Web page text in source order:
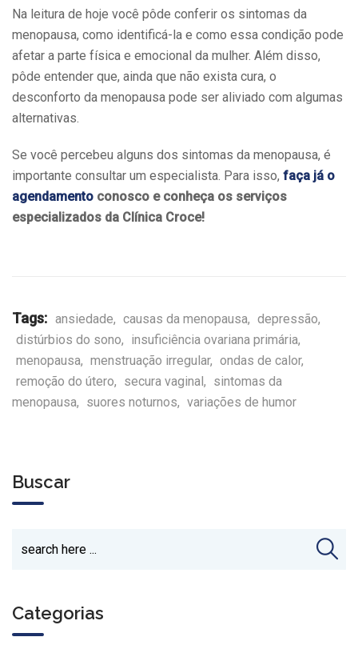
Na leitura de hoje você pôde conferir os sintomas da
menopausa, como identificá-la e como essa condição pode
afetar a parte física e emocional da mulher. Além disso,
pôde entender que, ainda que não exista cura, o
desconforto da menopausa pode ser aliviado com algumas
alternativas.
Se você percebeu alguns dos sintomas da menopausa, é
importante consultar um especialista. Para isso, faça já o
agendamento conosco e conheça os serviços
especializados da Clínica Croce!
Tags: ansiedade, causas da menopausa, depressão,
distúrbios do sono, insuficiência ovariana primária,
menopausa, menstruação irregular, ondas de calor,
remoção do útero, secura vaginal , sintomas da
menopausa, suores noturnos, variações de humor
Buscar
Categorias